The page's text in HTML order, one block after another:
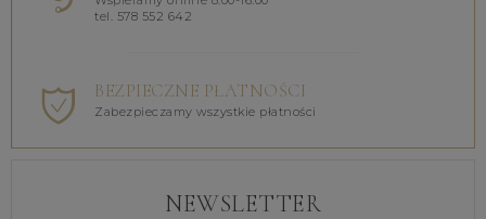
tel. 578 552 642
BEZPIECZNE PŁATNOŚCI
Zabezpieczamy wszystkie płatności
NEWSLETTER